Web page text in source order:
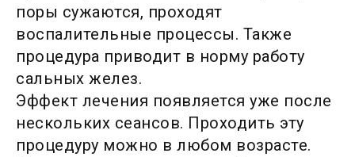
поры сужаются, проходят
воспалительные процессы. Также
процедура приводит в норму работу
сальных желез.
Эффект лечения появляется уже после
нескольких сеансов. Проходить эту
процедуру можно в любом возрасте.